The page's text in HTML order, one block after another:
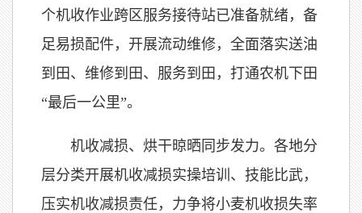
个机收作业跨区服务接待站已准备就绪，备
足易损配件，开展流动维修，全面落实送油
到田、维修到田、服务到田，打通农机下田
“最后一公里”。
机收减损、烘干晾晒同步发力。各地分
层分类开展机收减损实操培训、技能比武，
压实机收减损责任，力争将小麦机收损失率